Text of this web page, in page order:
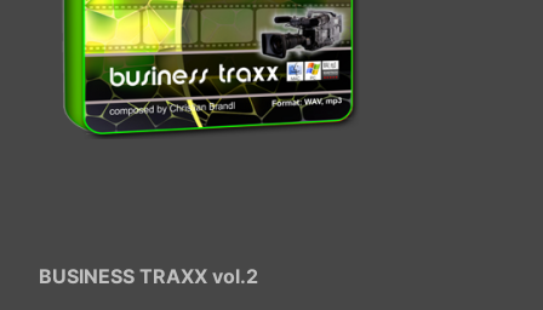
BUSINESS TRAXX vol.2